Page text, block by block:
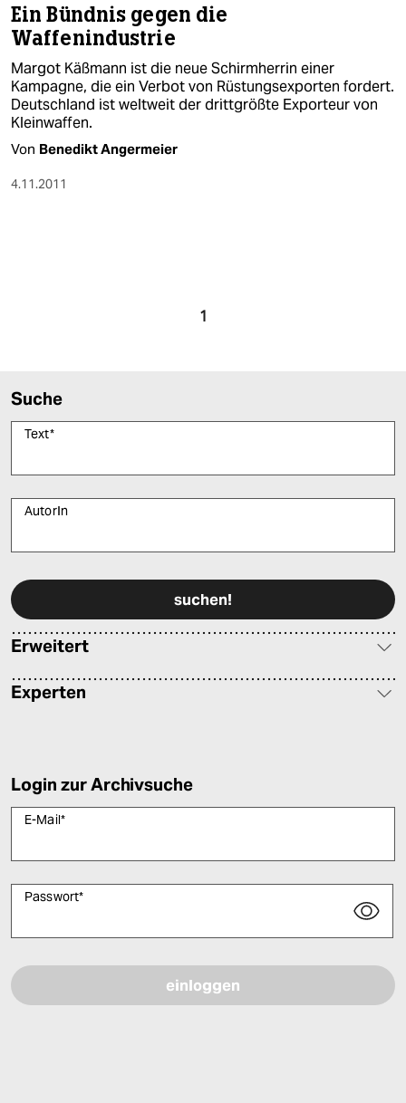
Ein Bündnis gegen die
Waffenindustrie
Margot Käßmann ist die neue Schirmherrin einer
Kampagne, die ein Verbot von Rüstungsexporten fordert.
Deutschland ist weltweit der drittgrößte Exporteur von
Kleinwaffen.
Von Benedikt Angermeier
4.11.2011
1
Suche
Text*
AutorIn
Erweitert
Experten
Login zur Archivsuche
E-Mail*
Passwort*